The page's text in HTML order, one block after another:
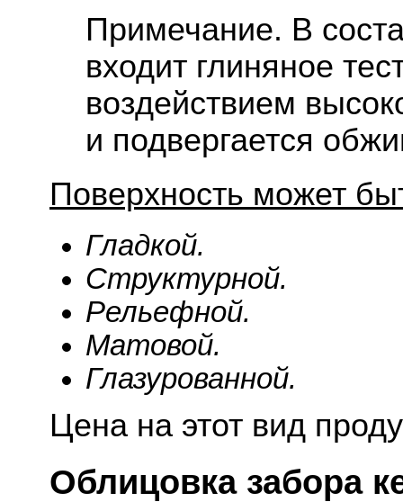
Примечание. В
входит глиняное
воздействием
и подвергается
Поверхность может
Гладкой.
Структурной.
Рельефной.
Матовой.
Глазурованной.
Цена на этот вид
Облицовка забора